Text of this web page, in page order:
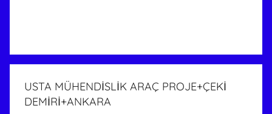
USTA MÜHENDİSLİK ARAÇ PROJE+ÇEKİ
DEMİRİ+ANKARA